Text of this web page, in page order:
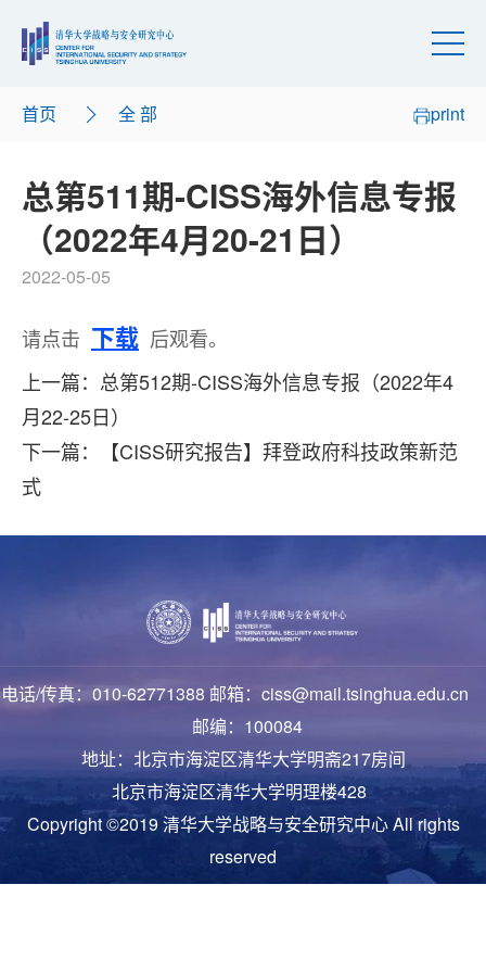
首页 全 部 print
总第511期-CISS海外信息专报
（2022年4月20-21日）
2022-05-05
请点击 下载 后观看。
上一篇：总第512期-CISS海外信息专报（2022年4
月22-25日）
下一篇：【CISS研究报告】拜登政府科技政策新范
式
电话/传真：010-62771388 邮箱：ciss@mail.tsinghua.edu.cn
邮编：100084
地址：北京市海淀区清华大学明斋217房间
北京市海淀区清华大学明理楼428
Copyright ©2019 清华大学战略与安全研究中心 All rights
reserved